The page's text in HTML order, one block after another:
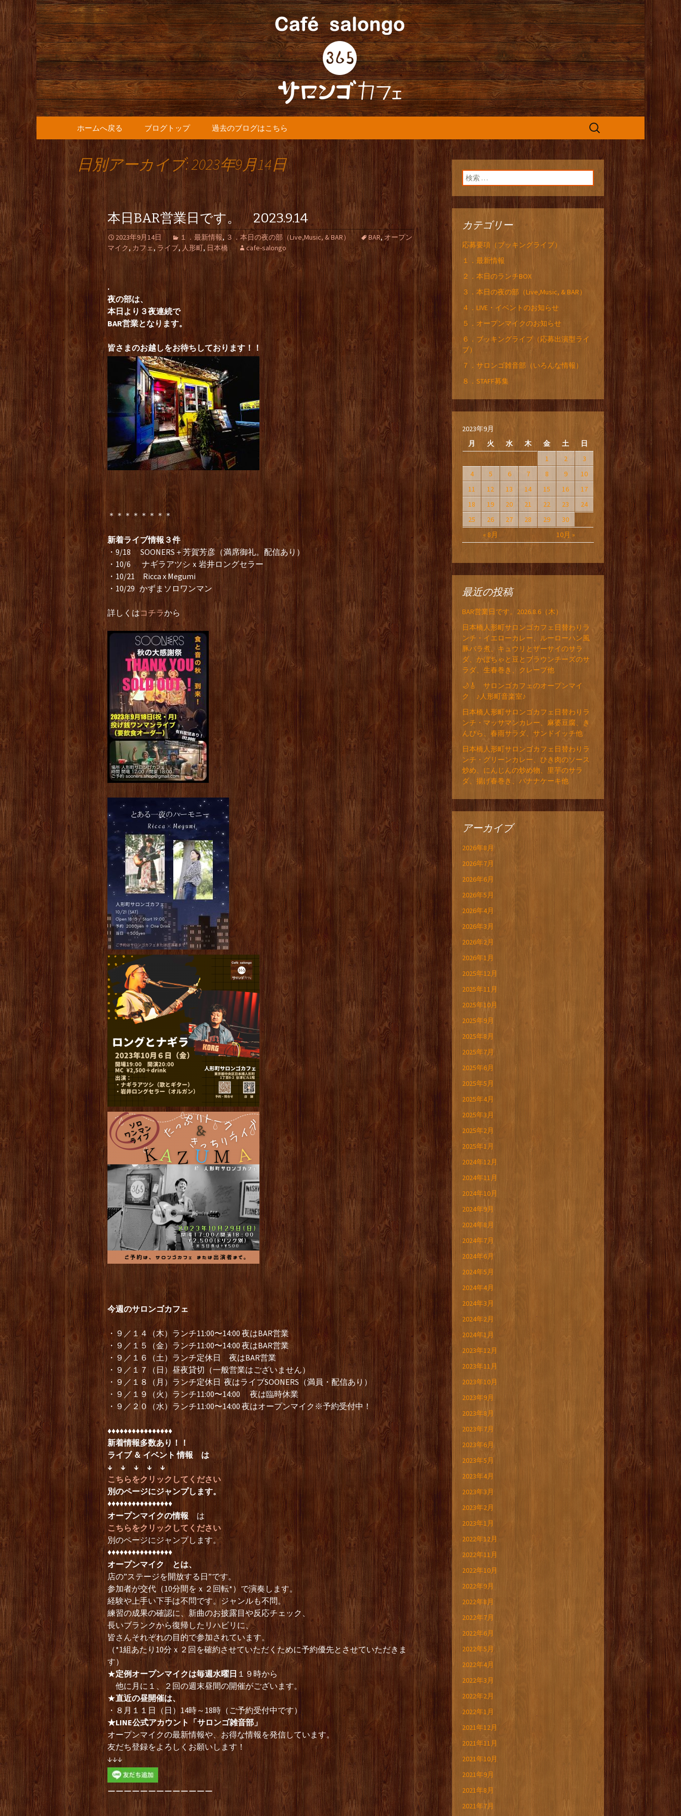
人形町の『365(サロンゴ)カフェ』よりお
知らせ
人形町の音楽カフェ『365カフェ』より最新情報をお届けします。
コンテンツへ移動
ホームへ戻る ブログトップ 過去のブログはこちら
検
日別アーカイブ: 2023年9月14日
本日BAR営業日です。 2023.9.14
2023年9月14日 １．最新情報, ３．本日の夜の部（Live,Music, & BAR） BAR,オープン
マイク, カフェ,ライブ, 人形町, 日本橋 cafe-salongo
.
夜の部は、
本日より３夜連続で
BAR営業となります。
皆さまのお越しをお待ちしております！！
＊＊＊＊＊＊＊＊
新着ライブ情報３件
・9/18 SOONERS＋芳賀芳彦（満席御礼。配信あり）
・10/6 ナギラアツシｘ岩井ロングセラー
・10/21 Ricca x Megumi
・10/29 かずまソロワンマン
詳しくはコチラから
今週のサロンゴカフェ
・９／１４（木）ランチ11:00〜14:00 夜はBAR営業
・９／１５（金）ランチ11:00〜14:00 夜はBAR営業
・９／１６（土）ランチ定休日 夜はBAR営業
・９／１７（日）昼夜貸切（一般営業はございません）
・９／１８（月）ランチ定休日 夜はライブSOONERS（満員・配信あり）
・９／１９（火）ランチ11:00〜14:00 夜は臨時休業
・９／２０（水）ランチ11:00〜14:00 夜はオープンマイク※予約受付中！
♦︎♦︎♦︎♦︎♦︎♦︎♦︎♦︎♦︎♦︎♦︎♦︎♦︎♦︎♦︎♦︎
新着情報多数あり！！
ライブ ＆ イベント 情報 は
↓ ↓ ↓ ↓ ↓
こちらをクリックしてください
別のページにジャンプします。
♦︎♦︎♦︎♦︎♦︎♦︎♦︎♦︎♦︎♦︎♦︎♦︎♦︎♦︎♦︎♦︎
オープンマイクの情報 は
こちらをクリックしてください
別のページにジャンプします。
♦︎♦︎♦︎♦︎♦︎♦︎♦︎♦︎♦︎♦︎♦︎♦︎♦︎♦︎♦︎♦︎
オープンマイク とは、
店の”ステージを開放する日”です。
参加者が交代（10分間をｘ２回転*）で演奏します。
経験や上手い下手は不問です。ジャンルも不問。
練習の成果の確認に、新曲のお披露目や反応チェック、
長いブランクから復帰したリハビリに、
皆さんそれぞれの目的で参加されています。
（*1組あたり10分ｘ２回を確約させていただくために予約優先とさせていただきま
す）
★定例オープンマイクは毎週水曜日 １９時から
他に月に１、２回の週末昼間の開催がございます。
★直近の昼開催は、
・８月１１日（日）14時～18時（ご予約受付中です）
★LINE公式アカウント「サロンゴ雑音部」
オープンマイクの最新情報や、お得な情報を発信しています。
友だち登録をよろしくお願いします！
↓↓↓
ーーーーーーーーーーーーー
検索:
カテゴリー
応募要項（ブッキングライブ）
１．最新情報
２．本日のランチBOX
３．本日の夜の部（Live,Music, & BAR）
４．LIVE・イベントのお知らせ
５．オープンマイクのお知らせ
６．ブッキングライブ（応募出演型ライ
ブ）
７．サロンゴ雑音部（いろんな情報）
８．STAFF募集
2023年9月
月
火 水 木 金 土 日
« 8月 10月 »
1 2
3
4
5 6 7 8 9
10
11
12 13 14 15 16
17
18
19 20 21 22 23
24
25
26 27 28 29 30
最近の投稿
BAR営業日です。2026.8.6（木）
日本橋人形町サロンゴカフェ日替わりラ
ンチ・イエローカレー、ルーローハン風
豚バラ煮、キュウリとザーサイのサラ
ダ、かぼちゃと豆とブラウンチーズのサ
ラダ、生春巻き、クレープ他
🌙🎸 サロンゴカフェのオープンマイ
ク ♪人形町音楽室♪
日本橋人形町サロンゴカフェ日替わりラ
ンチ・マッサマンカレー、麻婆豆腐、き
んぴら、春雨サラダ、サンドイッチ他
日本橋人形町サロンゴカフェ日替わりラ
ンチ・グリーンカレー、ひき肉のソース
炒め、にんじんの炒め物、里芋のサラ
ダ、揚げ春巻き、バナナケーキ他
アーカイブ
2026年8月
2026年7月
2026年6月
2026年5月
2026年4月
2026年3月
2026年2月
2026年1月
2025年12月
2025年11月
2025年10月
2025年9月
2025年8月
2025年7月
2025年6月
2025年5月
2025年4月
2025年3月
2025年2月
2025年1月
2024年12月
2024年11月
2024年10月
2024年9月
2024年8月
2024年7月
2024年6月
2024年5月
2024年4月
2024年3月
2024年2月
2024年1月
2023年12月
2023年11月
2023年10月
2023年9月
2023年8月
2023年7月
2023年6月
2023年5月
2023年4月
2023年3月
2023年2月
2023年1月
2022年12月
2022年11月
2022年10月
2022年9月
2022年8月
2022年7月
2022年6月
2022年5月
2022年4月
2022年3月
2022年2月
2022年1月
2021年12月
2021年11月
2021年10月
2021年9月
2021年8月
2021年7月